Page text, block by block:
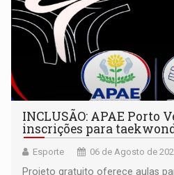
INCLUSÃO: APAE Porto
inscrições para
Esporte 06 de Agosto de
Projeto gratuito oferece aulas